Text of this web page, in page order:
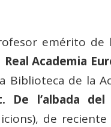
emérito de
Real Academia
Biblioteca de la
De l’albada
de